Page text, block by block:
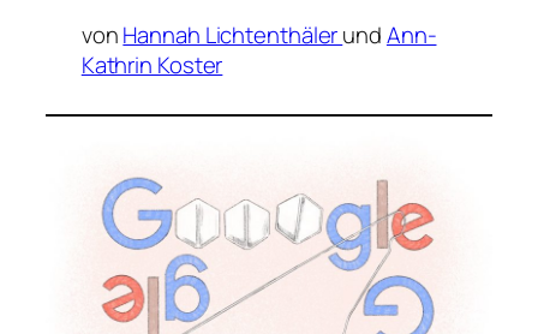
vonHannah LichtenthälerundAnn-
Kathrin Koster